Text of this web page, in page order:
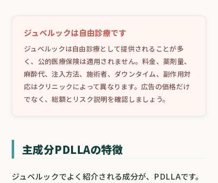
ジュベルックは自由診療です
ジュベルックは自由診療として提供されることが多
く、公的医療保険は適用されません。料金、薬剤量、
麻酔代、注入方法、施術者、ダウンタイム、副作用対
応はクリニックによって異なります。広告の価格だけ
でなく、総額とリスク説明を確認しましょう。
主成分PDLLAの特徴
ジュベルックでよく紹介される成分が、PDLLAです。